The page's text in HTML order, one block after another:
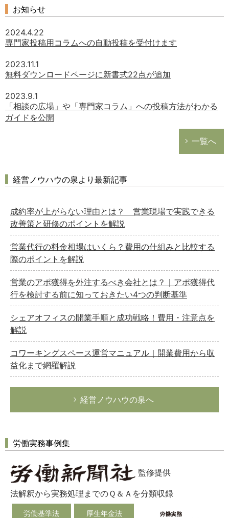
お知らせ
2024.4.22
専門家投稿用コラムへの自動投稿を受付けます
2023.11.1
無料ダウンロードページに新書式22点が追加
2023.9.1
「相談の広場」や「専門家コラム」への投稿方法がわかる
ガイドを公開
一覧へ
経営ノウハウの泉より最新記事
成約率が上がらない理由とは？ 営業現場で実践できる
改善策と研修のポイントを解説
営業代行の料金相場はいくら？費用の仕組みと比較する
際のポイントを解説
営業のアポ獲得を外注するべき会社とは？｜アポ獲得代
行を検討する前に知っておきたい4つの判断基準
シェアオフィスの開業手順と成功戦略！費用・注意点を
解説
コワーキングスペース運営マニュアル｜開業費用から収
益化まで網羅解説
経営ノウハウの泉へ
労働実務事例集
監修提供
法解釈から実務処理までのＱ＆Ａを分類収録
労働基準法 厚生年金法